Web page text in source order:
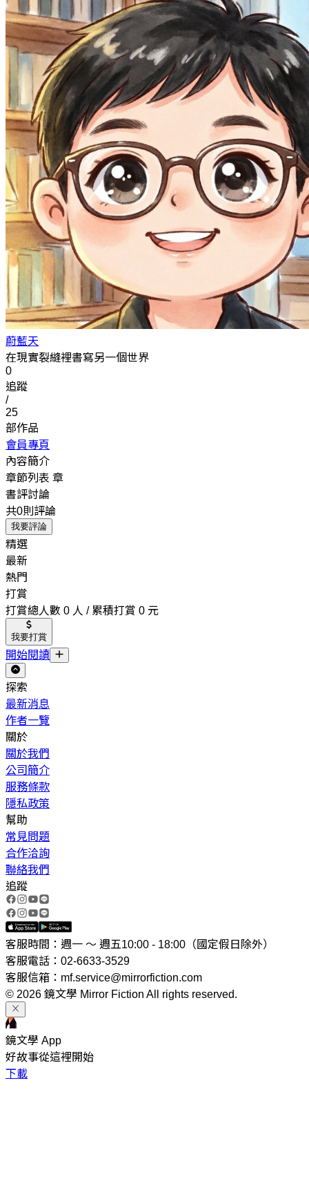
蔚藍天
在現實裂縫裡書寫另一個世界
0
追蹤
/
25
部作品
會員專頁
內容簡介
章節列表 章
書評討論
共0則評論
我要評論
精選
最新
熱門
打賞
打賞總人數 0 人 / 累積打賞 0 元
我要打賞
開始閱讀
探索
最新消息
作者一覽
關於
關於我們
公司簡介
服務條款
隱私政策
幫助
常見問題
合作洽詢
聯絡我們
追蹤
客服時間：週一 ～ 週五10:00 - 18:00（國定假日除外）
客服電話：02-6633-3529
客服信箱：mf.service@mirrorfiction.com
© 2026 鏡文學 Mirror Fiction All rights reserved.
鏡文學 App
好故事從這裡開始
下載